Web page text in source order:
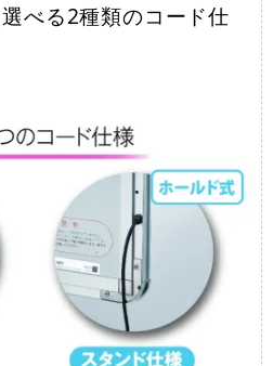
べる2種類のコード仕